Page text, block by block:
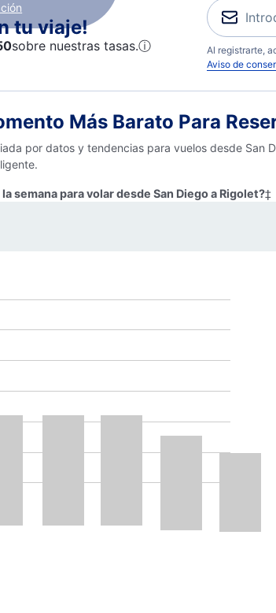
tu viaje!
sobre nuestras tasas.ⓘ
Al registrarte,
Aviso de
Más Barato Para
por datos y tendencias para vuelos desde San
semana para volar desde San Diego a Rigolet?‡